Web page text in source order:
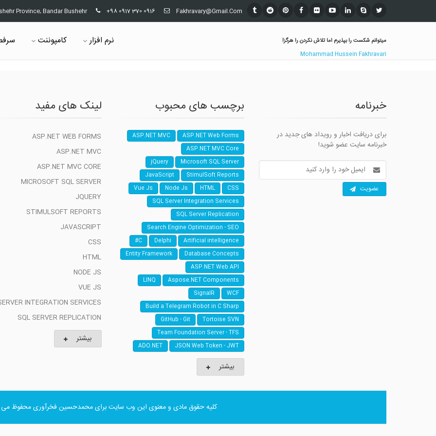
Province, Bandar Bushehr +98 0917 370 0916 Fakhravary@Gmail.Com
میتوانم شکست را بپذیرم اما تلاش نکردن را هرگز!
Mohammad Hussein Fakhravari
کامپوننت نرم افزار
لینک های مفید
ASP.NET WEB FORMS
ASP.NET MVC
ASP.NET MVC CORE
MICROSOFT SQL SERVER
JQUERY
STIMULSOFT REPORTS
JAVASCRIPT
CSS
HTML
NODE JS
VUE JS
INTEGRATION SERVICES
SQL SERVER REPLICATION
بیشتر
برچسب های محبوب
ASP.NET Web Forms
ASP.NET MVC
ASP.NET MVC Core
Microsoft SQL Server
jQuery
StimulSoft Reports
JavaScript
CSS
HTML
Node Js
Vue Js
SQL Server Integration Services
SQL Server Replication
Search Engine Optimization - SEO
Artificial intelligence
Delphi
C#
Database Concepts
Entity Framework
ASP.NET Web API
Aspose.NET Components
LINQ
WCF
SignalR
Build a Telegram Robot in C Sharp
Tortoise SVN
GitHub - Git
Team Foundation Server - TFS
JSON Web Token - JWT
ADO.NET
بیشتر
خبرنامه
برای دریافت اخبار و رویداد های جدید در
خبرنامه سایت عضو شوید!
آدرس
ایمیل
عضویت
کلیه حقوق مادی و معنوی این وب سایت برایمحمدحسین فخرآوریمحفوظ می